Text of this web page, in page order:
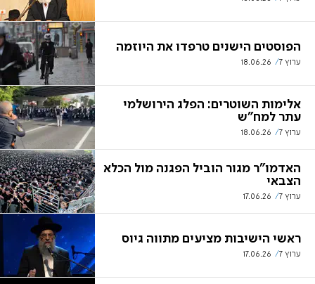
הפוסטים הישנים טרפדו את היוזמה
ערוץ 7 18.06.26
אלימות השוטרים: הפלג הירושלמי
עתר למח"ש
ערוץ 7 18.06.26
האדמו"ר מגור הוביל הפגנה מול הכלא
הצבאי
ערוץ 7 17.06.26
ראשי הישיבות מציעים מתווה גיוס
ערוץ 7 17.06.26